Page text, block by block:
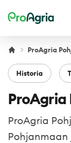
ProAgria
ProAgria
Historia
ProAgria
ProAgria